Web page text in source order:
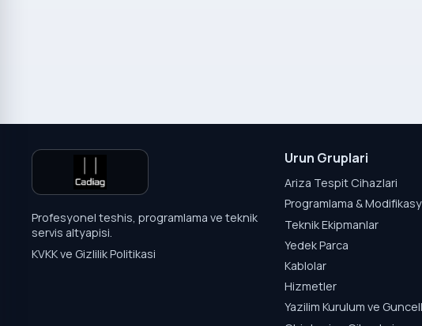
Profesyonel teshis, programlama ve teknik
servis altyapisi.
KVKK ve Gizlilik Politikasi
Urun Gruplari
Ariza Tespit Cihazlari
Programlama &
Teknik Ekipmanlar
Yedek Parca
Kablolar
Hizmetler
Yazilim Kurulum ve